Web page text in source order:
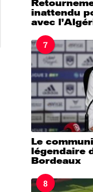
inattendu
avec
7
Le
légendaire
Bordeaux
8